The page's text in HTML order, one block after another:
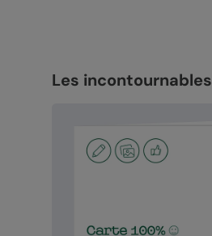
Les incontournables